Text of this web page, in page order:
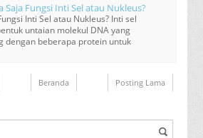
Saja Fungsi Inti Sel atau Nukleus?
Inti Sel atau Nukleus? Inti sel
untaian molekul DNA yang
dengan beberapa protein untuk
Posting Lama
Beranda